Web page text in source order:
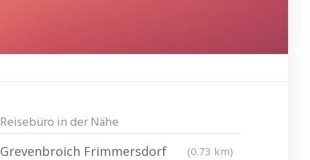
Reisebüro in der Nähe
Grevenbroich Frimmersdorf (0.73 km)